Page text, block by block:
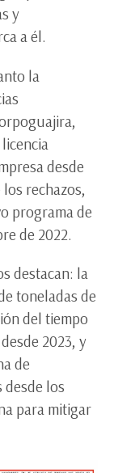
y
a él.
la
desde
rechazos,
programa de
de 2022.
destacan: la
toneladas de
del tiempo
2023, y
de
los
para mitigar